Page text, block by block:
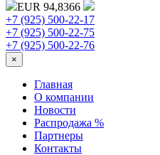
EUR 94,8366
+7 (925) 500-22-17
+7 (925) 500-22-75
+7 (925) 500-22-76
×
Главная
О компании
Новости
Распродажа %
Партнеры
Контакты